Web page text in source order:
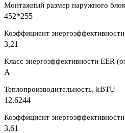
Монтажный размер наружного
452*255
Коэффициент
3,21
Класс энергоэффективности EER
A
Теплопроизводительность, kBTU
12.6244
Коэффициент
3,61